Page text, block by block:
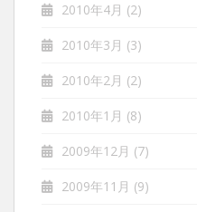
2010年4月 (2)
2010年3月 (3)
2010年2月 (2)
2010年1月 (8)
2009年12月 (7)
2009年11月 (9)